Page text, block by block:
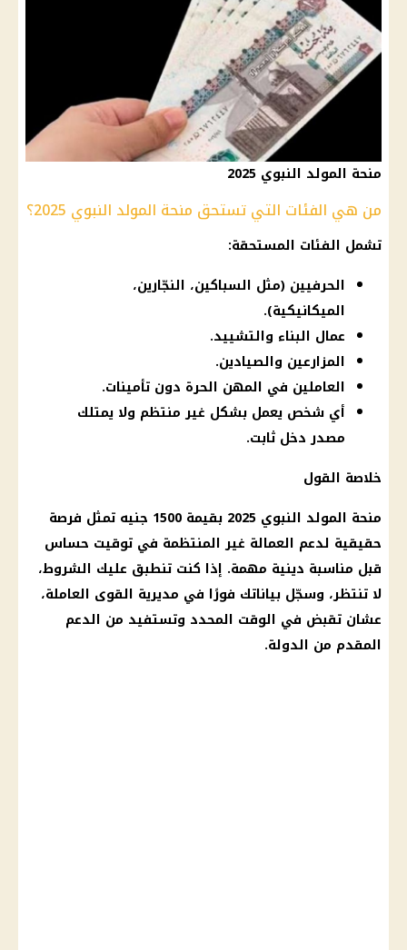
منحة المولد النبوي 2025
من هي الفئات التي تستحق منحة المولد النبوي 2025؟
تشمل الفئات المستحقة:
الحرفيين (مثل السباكين، النجّارين،
الميكانيكية).
عمال البناء والتشييد.
المزارعين والصيادين.
العاملين في المهن الحرة دون تأمينات.
أي شخص يعمل بشكل غير منتظم ولا يمتلك
مصدر دخل ثابت.
خلاصة القول
منحة المولد النبوي 2025
بقيمة 1500 جنيه تمثل فرصة
حقيقية لدعم العمالة غير المنتظمة في توقيت حساس
قبل مناسبة دينية مهمة. إذا كنت تنطبق عليك الشروط،
لا تنتظر، وسجّل بياناتك فورًا في مديرية القوى العاملة،
عشان تقبض في الوقت المحدد وتستفيد من الدعم
المقدم من الدولة.